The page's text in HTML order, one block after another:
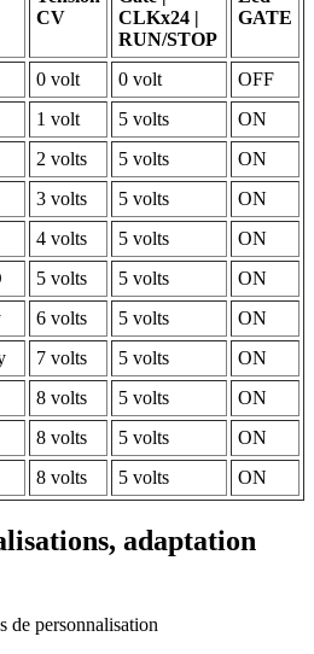
CV
CLKx24 |
RUN/STOP
GATE
0 volt 0 volt
OFF
1 volt 5 volts
ON
2 volts 5 volts
ON
3 volts 5 volts
ON
4 volts 5 volts
ON
5 volts 5 volts
ON
6 volts 5 volts
ON
7 volts 5 volts
ON
8 volts 5 volts
ON
8 volts 5 volts
ON
8 volts 5 volts ON
adaptation
de personnalisation